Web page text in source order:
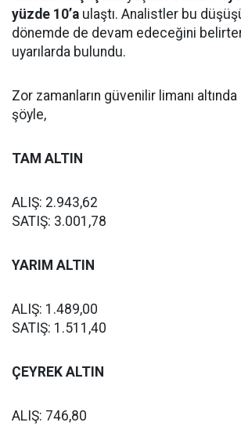
yüzde 10’a ulaştı. Analistler bu
dönemde de devam edeceğini
uyarılarda bulundu.
Zor zamanların güvenilir limanı
şöyle,
TAM ALTIN
ALIŞ: 2.943,62
SATIŞ: 3.001,78
YARIM ALTIN
ALIŞ: 1.489,00
SATIŞ: 1.511,40
ÇEYREK ALTIN
ALIŞ: 746,80